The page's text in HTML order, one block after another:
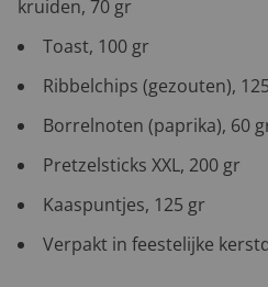
kruiden, 70 gr
Toast, 100 gr
Ribbelchips (gezouten),
Borrelnoten (paprika), 60
Pretzelsticks XXL, 200 gr
Kaaspuntjes, 125 gr
Verpakt in feestelijke